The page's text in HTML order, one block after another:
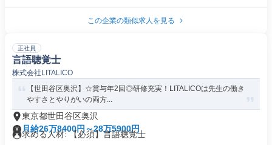
この企業の類似求人を見る
正社員
言語聴覚士
株式会社LITALICO
【世田谷区奥沢】☆賞与年2回◎研修充実！LITALICOは先生の働き
やすさとやりがいの両方...
東京都世田谷区奥沢
月給26万8400円～28万5900円
求める人材: 【必須】言語聴覚士